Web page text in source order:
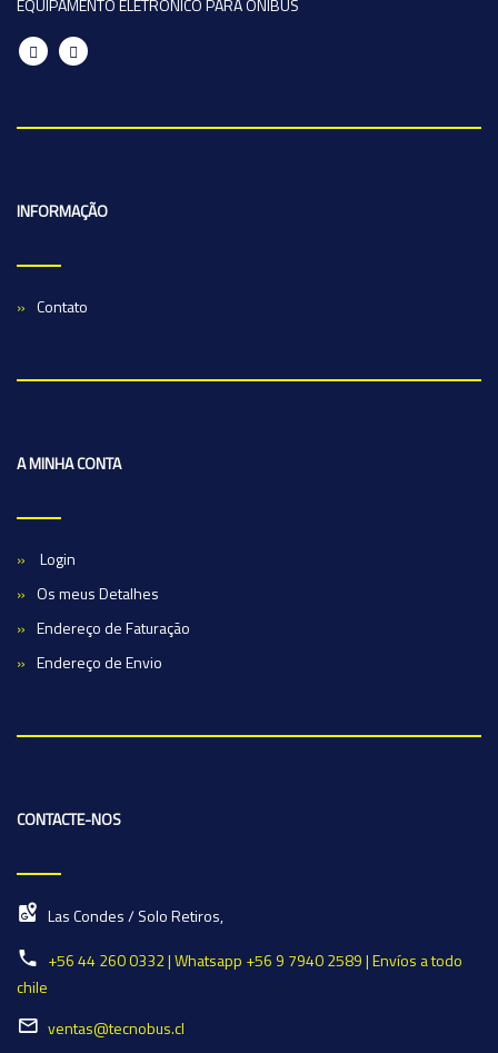
EQUIPAMENTO ELETRÔNICO PARA ÔNIBUS
INFORMAÇÃO
Contato
A MINHA CONTA
Login
Os meus Detalhes
Endereço de Faturação
Endereço de Envio
CONTACTE-NOS
Las Condes / Solo Retiros,
+56 44 260 0332 | Whatsapp +56 9 7940 2589 | Envíos a todo
chile
ventas@tecnobus.cl